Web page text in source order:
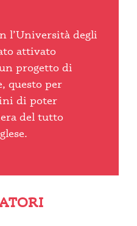
l’Università degli
attivato
progetto di
questo per
di poter
del tutto